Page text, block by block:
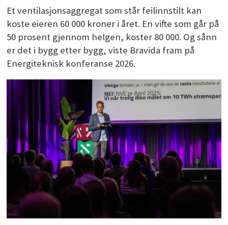
Et ventilasjonsaggregat som står feilinnstilt kan
koste eieren 60 000 kroner i året. En vifte som går på
50 prosent gjennom helgen, koster 80 000. Og sånn
er det i bygg etter bygg, viste Bravida fram på
Energiteknisk konferanse 2026.